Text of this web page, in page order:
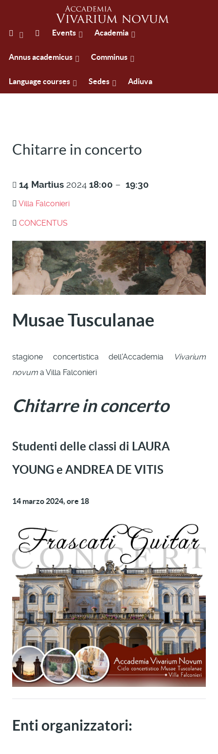
Events Academia
Annus academicus Comminus
Language courses Sedes Adiuva
Chitarre in concerto
14 Martius 2024 18:00 – 19:30
Villa Falconieri
CONCENTUS
Musae Tusculanae
stagione concertistica dell'Accademia
Vivarium
novum a Villa Falconieri
Chitarre in concerto
Studenti delle classi di LAURA
YOUNG e ANDREA DE VITIS
14 marzo 2024, ore 18
Enti organizzatori: